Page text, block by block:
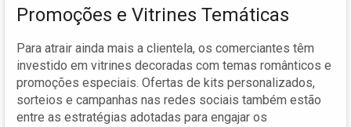
Promoções e Vitrines Temáticas
Para atrair ainda mais a clientela, os comerciantes têm
investido em vitrines decoradas com temas românticos e
promoções especiais. Ofertas de kits personalizados,
sorteios e campanhas nas redes sociais também estão
entre as estratégias adotadas para engajar os